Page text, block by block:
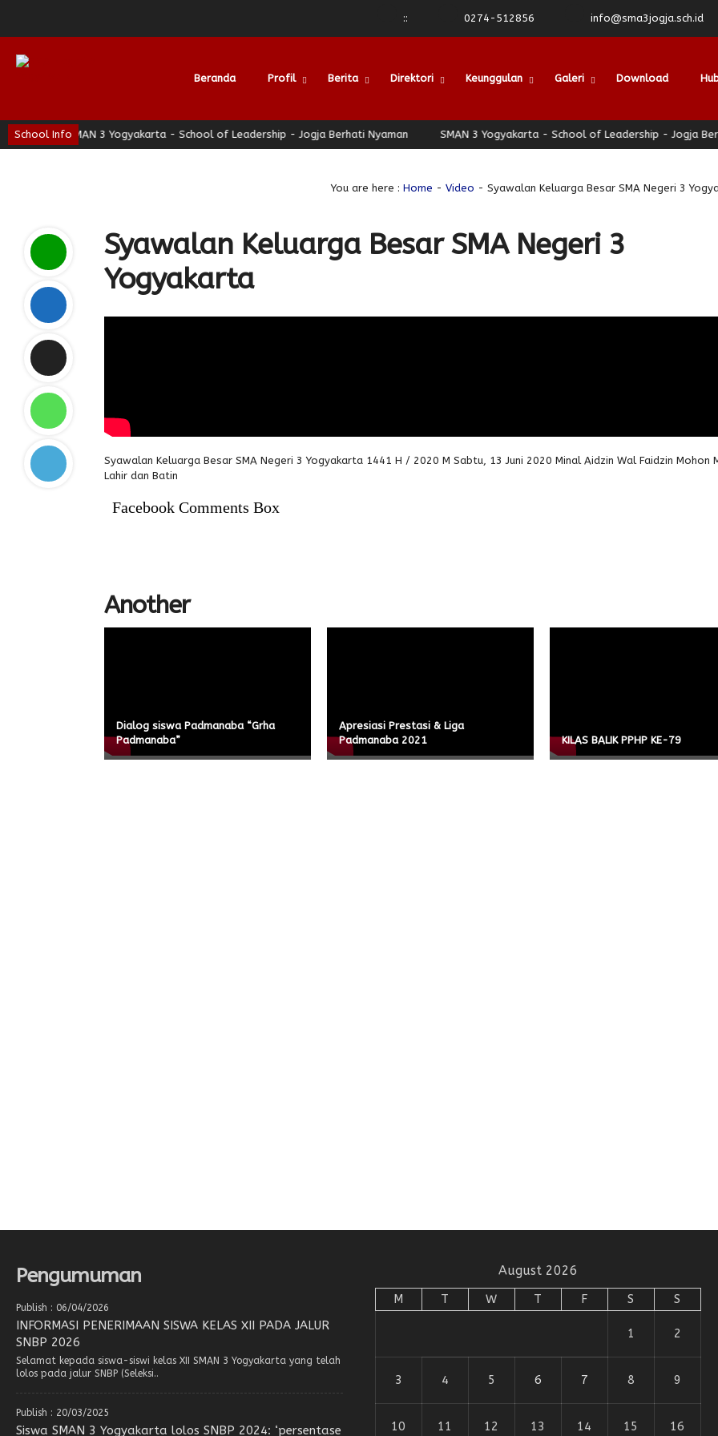
:: 0274-512856 info@sma3jogja.sch.id
Beranda Profil Berita Direktori Keunggulan Galeri Download
School Info
SMAN 3 Yogyakarta - School of Leadership - Jogja Berhati Nyaman SMAN 3 Yogyakarta - School of Leadership - Jogja Berhati
You are here : Home - Video - Syawalan Keluarga Besar SMA Negeri 3
Syawalan Keluarga Besar SMA Negeri 3
Yogyakarta
Syawalan Keluarga Besar SMA Negeri 3 Yogyakarta 1441 H / 2020 M Sabtu, 13 Juni 2020 Minal Aidzin Wal Faidzin Mohon
Lahir dan Batin
Facebook Comments Box
Another
Dialog siswa Padmanaba “Grha
Padmanaba”
Apresiasi Prestasi & Liga
Padmanaba 2021
KILAS BALIK PPHP KE-79
Pengumuman
Publish : 06/04/2026
INFORMASI PENERIMAAN SISWA KELAS XII PADA JALUR
SNBP 2026
Selamat kepada siswa-siswi kelas XII SMAN 3 Yogyakarta yang telah
lolos pada jalur SNBP (Seleksi..
Publish : 20/03/2025
Siswa SMAN 3 Yogyakarta lolos SNBP 2024: ‘persentase
August 2026
M T W T F S S
1 2
3 4 5 6 7 8 9
10 11 12 13 14 15 16